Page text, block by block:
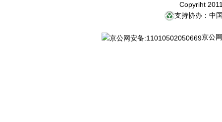
Copyriht
支持协办：中
京公